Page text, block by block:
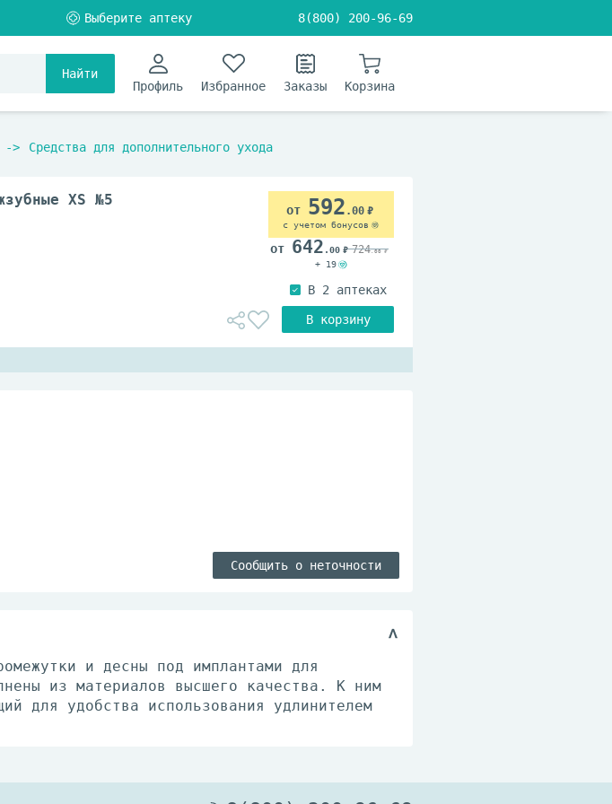
8(800) 200-96-69
Найти
Профиль
Избранное Заказы Корзина
Средства для дополнительного ухода
XS №5 592 .00
с учетом бонусов
642 .00 724.00
+ 19
Сообщить о неточности
и десны под имплантами для
из материалов высшего качества. К ним
для удобства использования удлинителем